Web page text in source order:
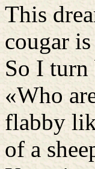
This
cougar
So I turn
«Who
flabby
of a